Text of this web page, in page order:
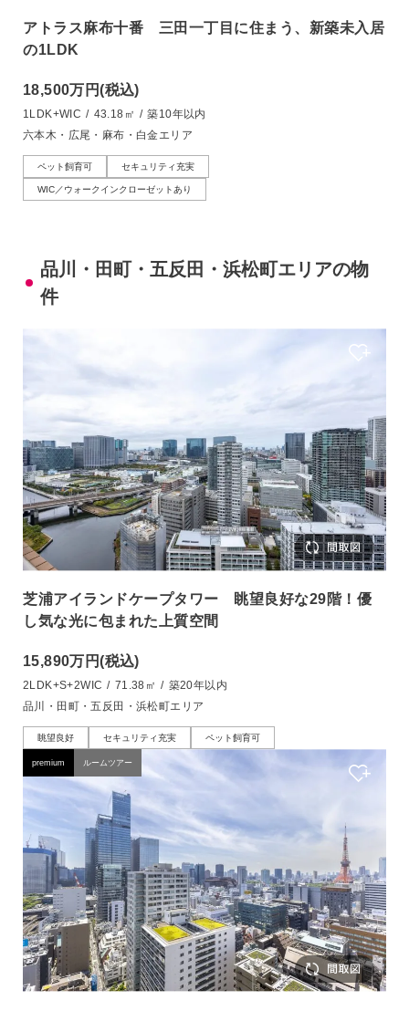
アトラス麻布十番 三田一丁目に住まう、新築未入居
の1LDK
18,500万円(税込)
1LDK+WIC / 43.18㎡ / 築10年以内
六本木・広尾・麻布・白金エリア
ペット飼育可 セキュリティ充実
WIC／ウォークインクローゼットあり
品川・田町・五反田・浜松町エリアの物
件
芝浦アイランドケープタワー 眺望良好な29階！優
し気な光に包まれた上質空間
15,890万円(税込)
2LDK+S+2WIC / 71.38㎡ / 築20年以内
品川・田町・五反田・浜松町エリア
眺望良好 セキュリティ充実 ペット飼育可
premium ルームツアー